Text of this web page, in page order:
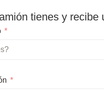
tienes y recibe